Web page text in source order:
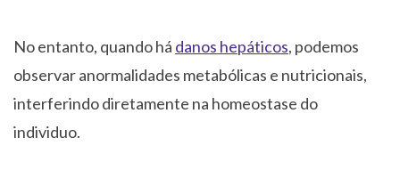
No entanto, quando há danos hepáticos, podemos
observar anormalidades metabólicas e nutricionais,
interferindo diretamente na homeostase do
individuo.